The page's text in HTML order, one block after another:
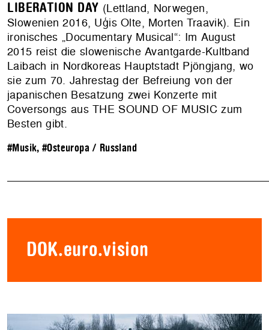
LIBERATION DAY (Lettland, Norwegen,
Slowenien 2016, Uģis Olte, Morten Traavik). Ein
ironisches „Documentary Musical“: Im August
2015 reist die slowenische Avantgarde-Kultband
Laibach in Nordkoreas Hauptstadt Pjöngjang, wo
sie zum 70. Jahrestag der Befreiung von der
japanischen Besatzung zwei Konzerte mit
Coversongs aus THE SOUND OF MUSIC zum
Besten gibt.
#Musik,#Osteuropa / Russland
DOK.euro.vision